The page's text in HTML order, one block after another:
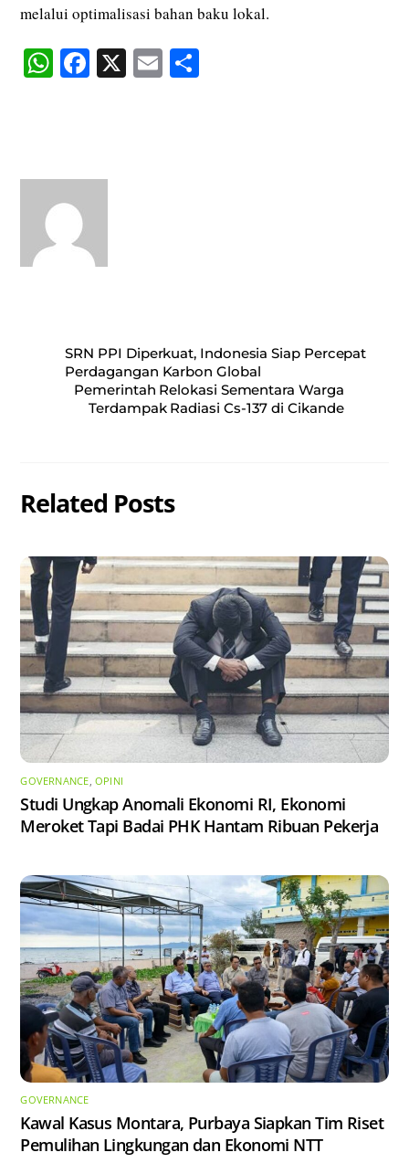
melalui optimalisasi bahan baku lokal.
W
pp
Fa X E
SRN PPI Diperkuat, Indonesia Siap Percepat
Perdagangan Karbon Global
Pemerintah Relokasi Sementara Warga
Terdampak Radiasi Cs-137 di Cikande
Related Posts
GOVERNANCE OPINI
Studi Ungkap Anomali Ekonomi RI, Ekonomi
Meroket Tapi Badai PHK Hantam Ribuan Pekerja
GOVERNANCE
Kawal Kasus Montara, Purbaya Siapkan Tim Riset
Pemulihan Lingkungan dan Ekonomi NTT